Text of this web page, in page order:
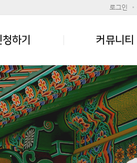
로그인
하기 커뮤니티